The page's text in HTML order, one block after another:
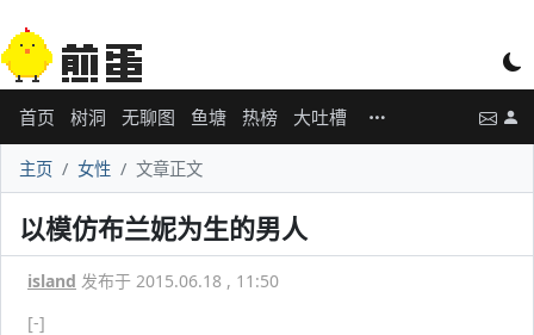
首页 树洞 无聊图 鱼塘 热榜 大吐槽
主页 女性 文章正文
以模仿布兰妮为生的男人
island 发布于 2015.06.18 , 11:50
[-]